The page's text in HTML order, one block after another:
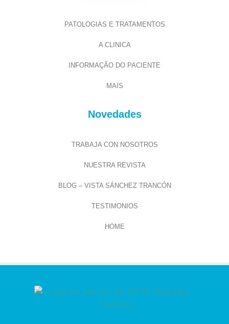
PATOLOGIAS E TRATAMENTOS
A CLINICA
INFORMAÇÃO DO PACIENTE
MAIS
Novedades
TRABAJA CON NOSOTROS
NUESTRA REVISTA
BLOG – VISTA SÁNCHEZ TRANCÓN
TESTIMONIOS
HOME